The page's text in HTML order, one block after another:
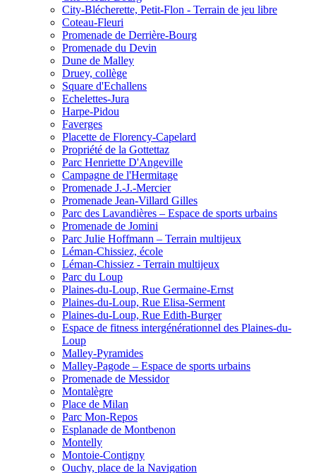
City-Blécherette, Petit-Flon - Terrain de jeu libre
Coteau-Fleuri
Promenade de Derrière-Bourg
Promenade du Devin
Dune de Malley
Druey, collège
Square d'Echallens
Echelettes-Jura
Harpe-Pidou
Faverges
Placette de Florency-Capelard
Propriété de la Gottettaz
Parc Henriette D'Angeville
Campagne de l'Hermitage
Promenade J.-J.-Mercier
Promenade Jean-Villard Gilles
Parc des Lavandières – Espace de sports urbains
Promenade de Jomini
Parc Julie Hoffmann – Terrain multijeux
Léman-Chissiez, école
Léman-Chissiez - Terrain multijeux
Parc du Loup
Plaines-du-Loup, Rue Germaine-Ernst
Plaines-du-Loup, Rue Elisa-Serment
Plaines-du-Loup, Rue Edith-Burger
Espace de fitness intergénérationnel des Plaines-du-
Loup
Malley-Pyramides
Malley-Pagode – Espace de sports urbains
Promenade de Messidor
Montalègre
Place de Milan
Parc Mon-Repos
Esplanade de Montbenon
Montelly
Montoie-Contigny
Ouchy, place de la Navigation